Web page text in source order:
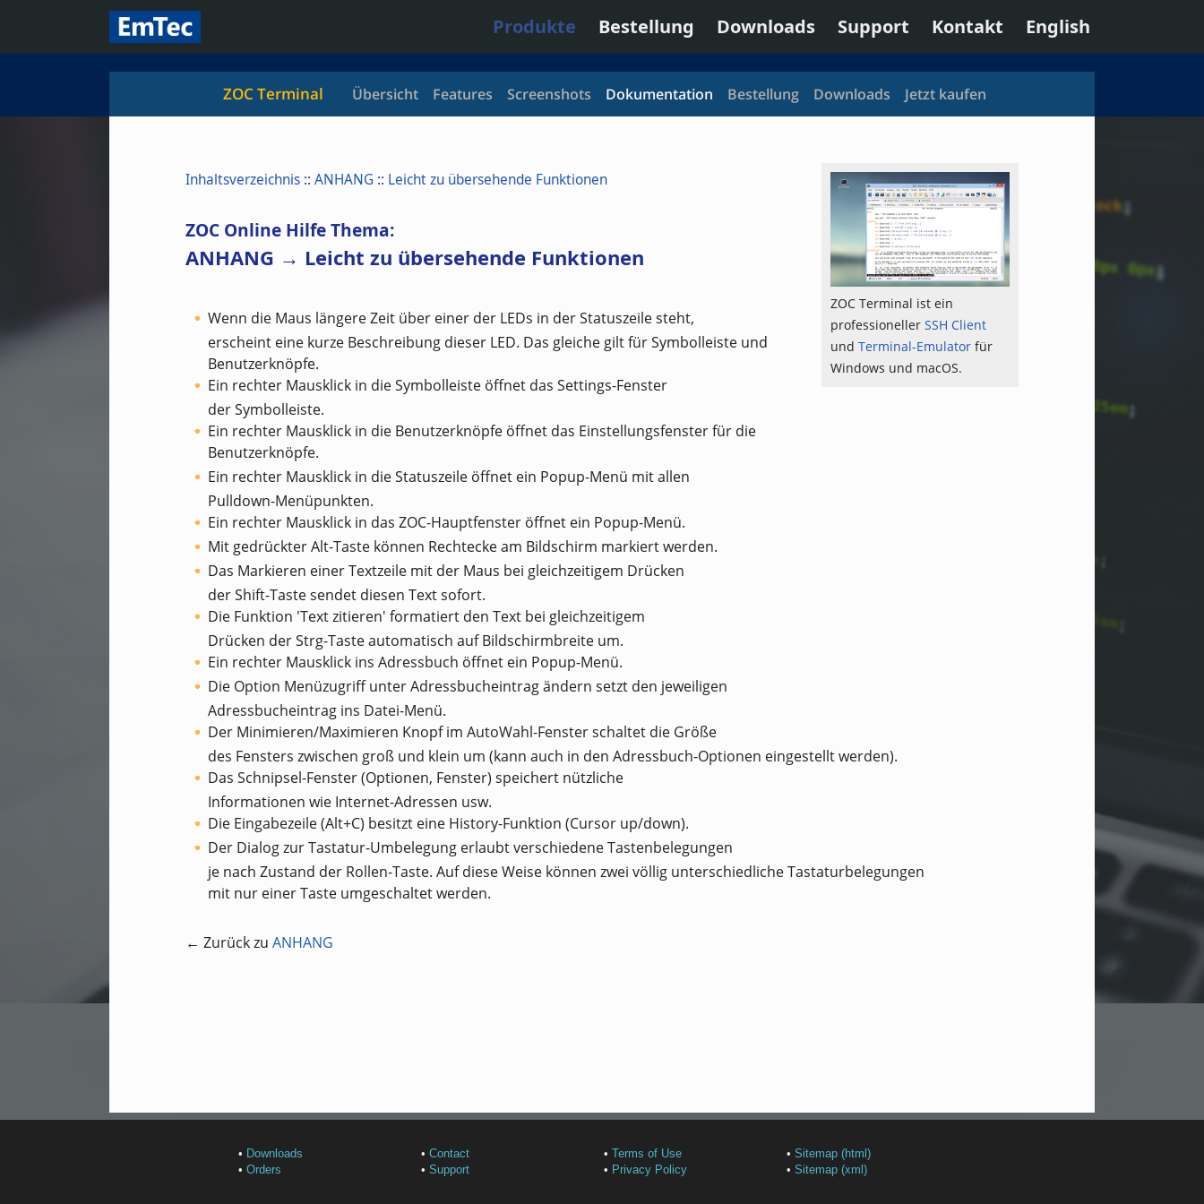
Produkte Bestellung Downloads Support Kontakt English
ZOC Terminal Übersicht Features Screenshots Dokumentation Bestellung Downloads Jetzt kaufen
ZOC Terminal ist ein
professioneller SSH Client
und Terminal-Emulator für
Windows und macOS.
Inhaltsverzeichnis :: ANHANG :: Leicht zu übersehende Funktionen
ZOC Online Hilfe Thema:
ANHANG → Leicht zu übersehende Funktionen
Wenn die Maus längere Zeit über einer der LEDs in der Statuszeile steht,
erscheint eine kurze Beschreibung dieser LED. Das gleiche gilt für Symbolleiste und
Benutzerknöpfe.
Ein rechter Mausklick in die Symbolleiste öffnet das Settings-Fenster
der Symbolleiste.
Ein rechter Mausklick in die Benutzerknöpfe öffnet das Einstellungsfenster für die
Benutzerknöpfe.
Ein rechter Mausklick in die Statuszeile öffnet ein Popup-Menü mit allen
Pulldown-Menüpunkten.
Ein rechter Mausklick in das ZOC-Hauptfenster öffnet ein Popup-Menü.
Mit gedrückter Alt-Taste können Rechtecke am Bildschirm markiert werden.
Das Markieren einer Textzeile mit der Maus bei gleichzeitigem Drücken
der Shift-Taste sendet diesen Text sofort.
Die Funktion 'Text zitieren' formatiert den Text bei gleichzeitigem
Drücken der Strg-Taste automatisch auf Bildschirmbreite um.
Ein rechter Mausklick ins Adressbuch öffnet ein Popup-Menü.
Die Option Menüzugriff unter Adressbucheintrag ändern setzt den jeweiligen
Adressbucheintrag ins Datei-Menü.
Der Minimieren/Maximieren Knopf im AutoWahl-Fenster schaltet die Größe
des Fensters zwischen groß und klein um (kann auch in den Adressbuch-Optionen eingestellt werden).
Das Schnipsel-Fenster (Optionen, Fenster) speichert nützliche
Informationen wie Internet-Adressen usw.
Die Eingabezeile (Alt+C) besitzt eine History-Funktion (Cursor up/down).
Der Dialog zur Tastatur-Umbelegung erlaubt verschiedene Tastenbelegungen
je nach Zustand der Rollen-Taste. Auf diese Weise können zwei völlig unterschiedliche Tastaturbelegungen
mit nur einer Taste umgeschaltet werden.
← Zurück zu ANHANG
• Downloads
• Orders
• Contact
• Support
• Terms of Use
• Privacy Policy
• Sitemap (html)
• Sitemap (xml)